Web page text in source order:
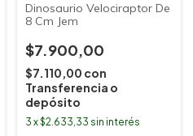
Dinosaurio Velociraptor De
8 Cm Jem
$7.900,00
$7.110,00 con
Transferencia o
depósito
3 x$2.633,33 sin interés